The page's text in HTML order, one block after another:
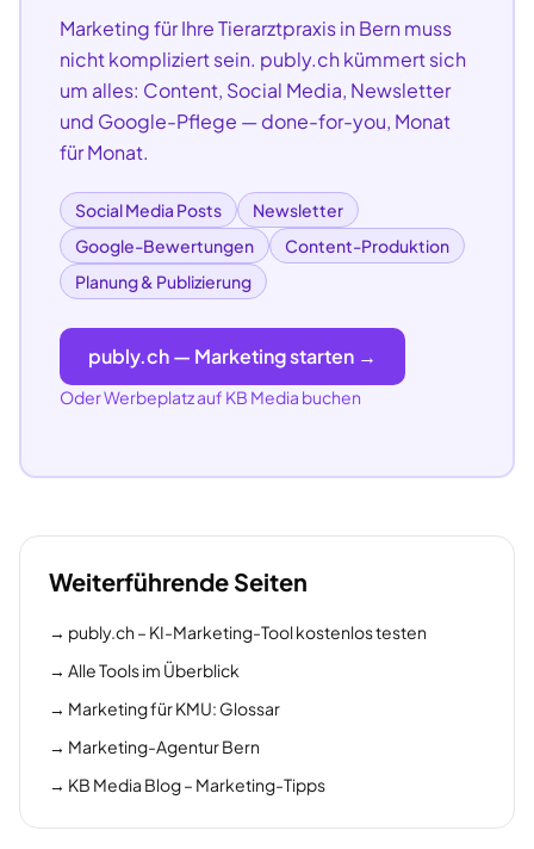
Marketing für IhreTierarztpraxisinBernmuss
nicht kompliziert sein. publy.ch kümmert sich
um alles: Content, Social Media, Newsletter
und Google-Pflege — done-for-you, Monat
für Monat.
Social Media Posts
Newsletter
Google-Bewertungen
Content-Produktion
Planung & Publizierung
publy.ch — Marketing starten →
Oder Werbeplatz auf KB Media buchen
Weiterführende Seiten
→ publy.ch – KI-Marketing-Tool kostenlos testen
→ Alle Tools im Überblick
→ Marketing für KMU: Glossar
→ Marketing-Agentur Bern
→ KB Media Blog – Marketing-Tipps